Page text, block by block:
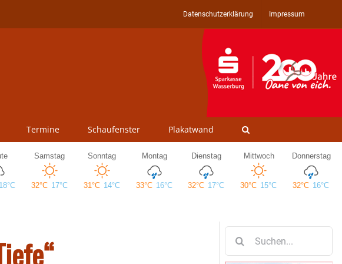
Datenschutzerklärung Impressum
Termine Schaufenster Plakatwand
nach: